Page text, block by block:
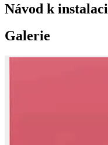
Návod k instalaci
Galerie